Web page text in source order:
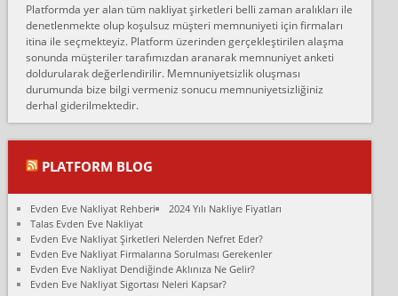
Ankara Alicanlar naklyat tel 5465524025. 2600 TL'ye ankaradan
Konya ya Alicanlar naklyat la anlaştık bu şahıs evin taşınacağı gün
fiyatın mazoto gele...
Fatih kokmese:
Diyarbakır dan eşyamı getirtmek için anlaştım sözleşme yaptım.
Son anda fiyat artırdılar.. mecburiyetten tasittim.. bu kişiler ağrılı
Ali:
olduk. Asansörlü dediler sonra uraya asansör kurulmaz dediler
fark istediler. ortada asa...
Nimet:
Ben 2021 Ağustos ilk haftası Evimi taşıdım yani İstanbul'un bir
Mahallesi'nden bir başka Mahallesi'ne yani Ümraniye bölgesinde
Platformda yer alan tüm nakliyat şirketleri belli zaman aralıkları ile
denetlenmekte olup koşulsuz müşteri memnuniyeti için firmaları
itina ile seçmekteyiz. Platform üzerinden gerçekleştirilen alaşma
sonunda müşteriler tarafımızdan aranarak memnuniyet anketi
doldurularak değerlendirilir. Memnuniyetsizlik oluşması
durumunda bize bilgi vermeniz sonucu memnuniyetsizliğiniz
derhal giderilmektedir.
PLATFORM BLOG
Evden Eve Nakliyat Rehberi
2024 Yılı Nakliye Fiyatları
Talas Evden Eve Nakliyat
Evden Eve Nakliyat Şirketleri Nelerden Nefret Eder?
Evden Eve Nakliyat Firmalarına Sorulması Gerekenler
Evden Eve Nakliyat Dendiğinde Aklınıza Ne Gelir?
Evden Eve Nakliyat Sigortası Neleri Kapsar?